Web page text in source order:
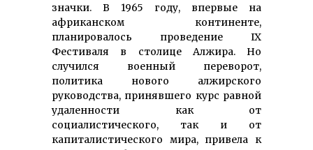
значки. В 1965 году, впервые на
африканском континенте,
планировалось проведение IX
Фестиваля в столице Алжира. Но
случился военный переворот,
политика нового алжирского
руководства, принявшего курс равной
удаленности как от
социалистического, так и от
капиталистического мира, привела к